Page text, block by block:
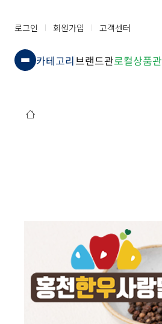
로그인 회원가입 고객센터
카테고리브랜드관로컬상품관